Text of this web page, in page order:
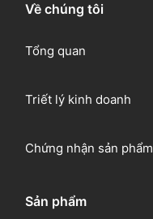
Về chúng tôi
Tổng quan
Triết lý kinh doanh
Chứng nhận sản phẩm
Sản phẩm